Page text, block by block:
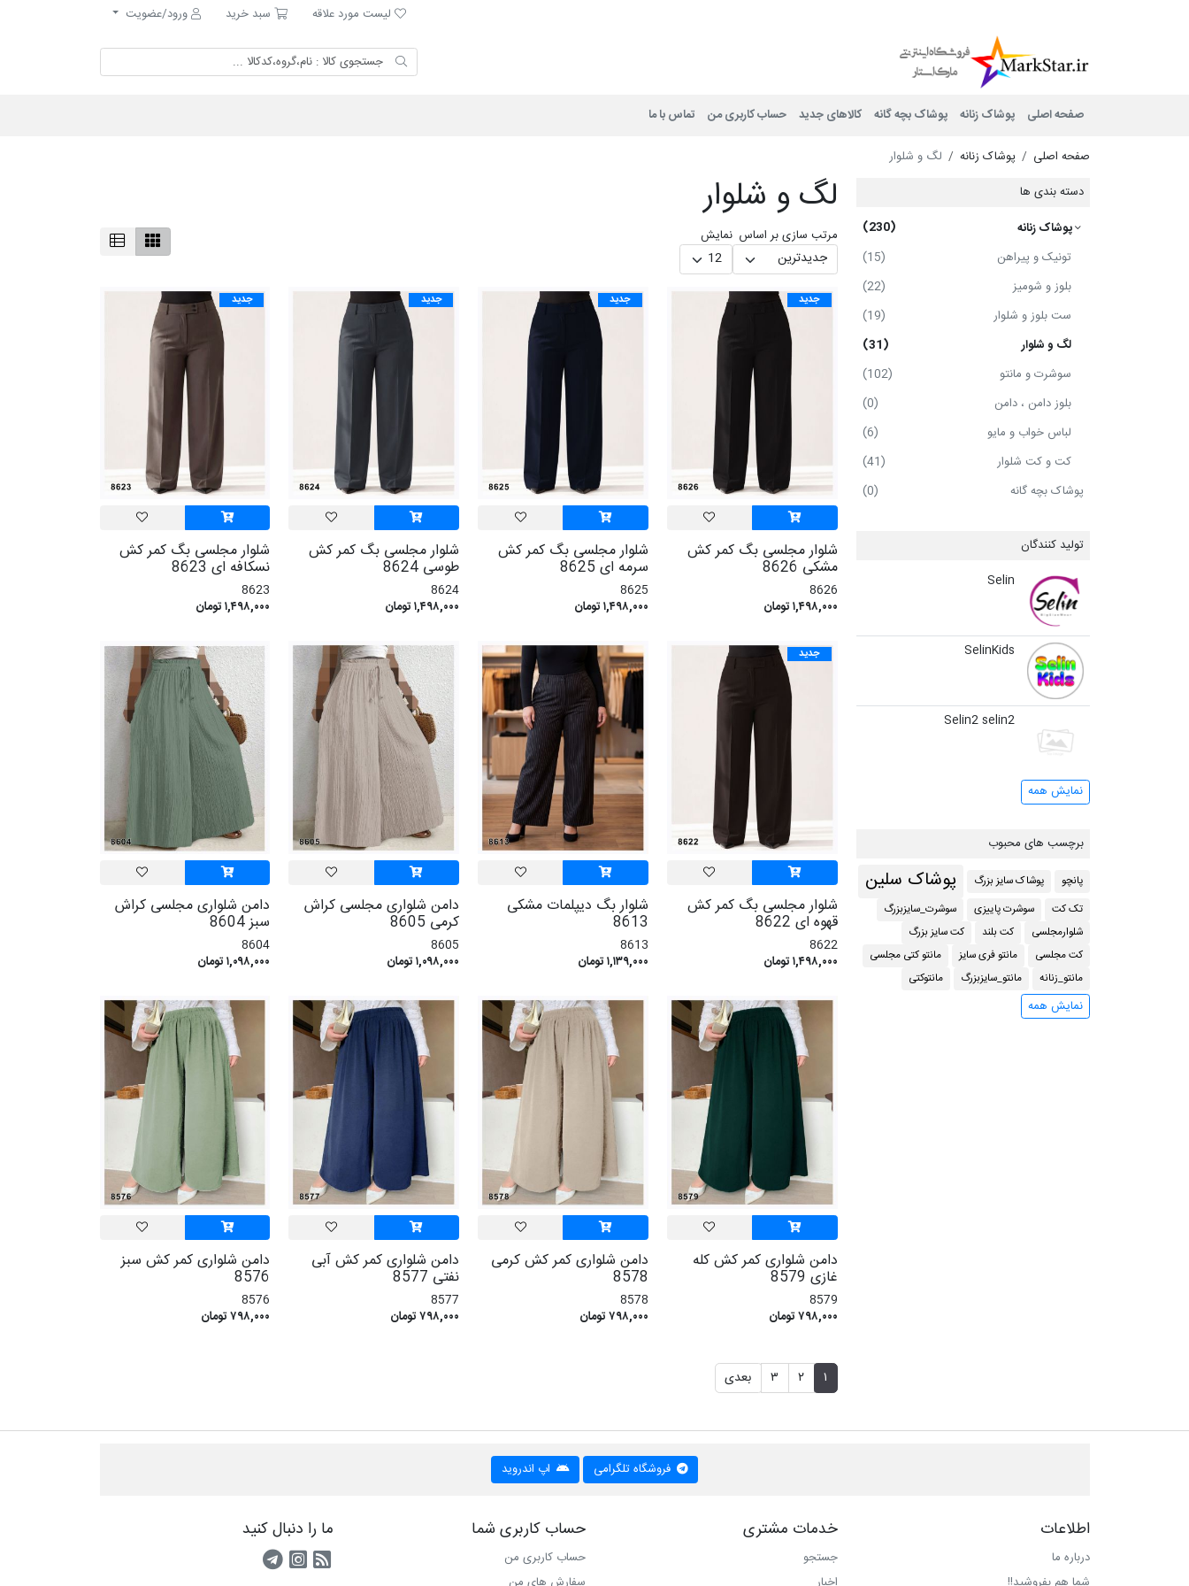
لیست مورد علاقه
لیست مورد علاقه سبد خرید
سبد خرید
ورود/عضویت
صفحه اصلی پوشاک زنانه پوشاک بچه گانه کالاهای جدید حساب کاربری من تماس با ما
صفحه اصلی پوشاک زنانه
لگ و شلوار
دسته بندی ها
پوشاک زنانه
(230)
تونیک و پیراهن
(15)
بلوز و شومیز
(22)
ست بلوز و شلوار
(19)
لگ و شلوار
(31)
سوشرت و مانتو
(102)
بلوز دامن ، دامن
(0)
لباس خواب و مایو
(6)
کت و کت شلوار
(41)
پوشاک بچه گانه
(0)
تولید کنندگان
Selin
SelinKids
Selin2 selin2
نمایش همه
برچسب های محبوب
پانچو پوشاک سایز بزرگ پوشاک سلین
تک کت سوشرت پاییزی
سوشرت_سایزبزرگ
شلوارمجلسی
کت بلند
کت سایز بزرگ
کت مجلسی
مانتو فری سایز
مانتو کتی مجلسی
مانتو_زنانه
مانتو_سایزبزرگ مانتوکتی
نمایش همه
لگ و شلوار
مرتب سازی بر اساس نمایش
جدید
شلوار مجلسی بگ کمر کش
مشکی 8626
8626
۱,۴۹۸,۰۰۰ تومان
جدید
شلوار مجلسی بگ کمر کش
سرمه ای 8625
8625
۱,۴۹۸,۰۰۰ تومان
جدید
شلوار مجلسی بگ کمر کش
طوسی 8624
8624
۱,۴۹۸,۰۰۰ تومان
جدید
شلوار مجلسی بگ کمر کش
نسکافه ای 8623
8623
۱,۴۹۸,۰۰۰ تومان
جدید
شلوار مجلسی بگ کمر کش
قهوه ای 8622
8622
۱,۴۹۸,۰۰۰ تومان
شلوار بگ دیپلمات مشکی
8613
8613
۱,۱۳۹,۰۰۰ تومان
دامن شلواری مجلسی کراش
کرمی 8605
8605
۱,۰۹۸,۰۰۰ تومان
دامن شلواری مجلسی کراش
سبز 8604
8604
۱,۰۹۸,۰۰۰ تومان
دامن شلواری کمر کش کله
غازی 8579
8579
۷۹۸,۰۰۰ تومان
دامن شلواری کمر کش کرمی
8578
8578
۷۹۸,۰۰۰ تومان
دامن شلواری کمر کش آبی
نفتی 8577
8577
۷۹۸,۰۰۰ تومان
دامن شلواری کمر کش سبز
8576
8576
۷۹۸,۰۰۰ تومان
۱ ۲ ۳ بعدی
فروشگاه تلگرامی اپ اندروید
اطلاعات
درباره ما
خدمات مشتری
جستجو
حساب کاربری شما
حساب کاربری من
ما را دنبال کنید
RSSکانال آپارات
کانال تلگرام